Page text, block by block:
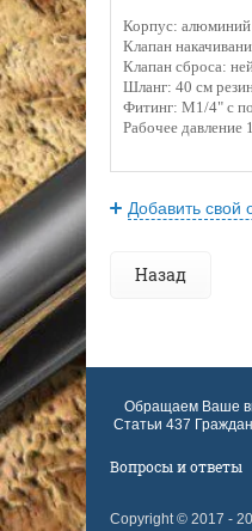
Корпус: алюминий
Клапан
Клапан сброса:
Шланг: 40 см
Фитинг: M1/4" с
Рабочее давление
Добавить свой
Назад
Обращаем Ваше
Статьи 437
Вопросы и ответы
Copyright © 2017 -